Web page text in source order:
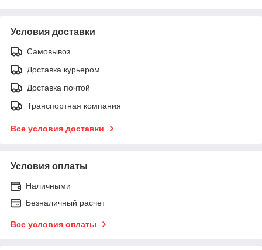
Условия доставки
Самовывоз
Доставка курьером
Доставка почтой
Транспортная компания
Все условия доставки
Условия оплаты
Наличными
Безналичный расчет
Все условия оплаты